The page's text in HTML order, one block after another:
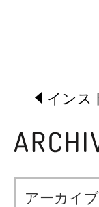
インス
アーカイブ